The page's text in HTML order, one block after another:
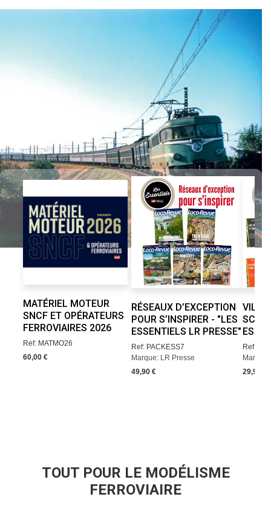
MATÉRIEL MOTEUR
SNCF ET OPÉRATEURS
FERROVIAIRES 2026
Ref: MATMO26
60,00 €
RÉSEAUX D’EXCEPTION
POUR S’INSPIRER - "LES
ESSENTIELS LR PRESSE"
Ref: PACKESS7
Marque: LR Presse
49,90 €
Ref:
29,90 €
TOUT POUR LE MODÉLISME
FERROVIAIRE